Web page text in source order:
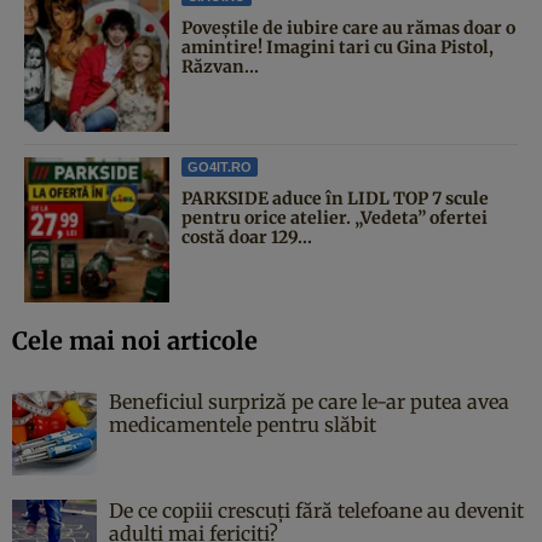
Poveştile de iubire care au rămas doar o
amintire! Imagini tari cu Gina Pistol,
Răzvan...
GO4IT.RO
PARKSIDE aduce în LIDL TOP 7 scule
pentru orice atelier. „Vedeta” ofertei
costă doar 129...
Cele mai noi articole
Beneficiul surpriză pe care le-ar putea avea
medicamentele pentru slăbit
De ce copiii crescuți fără telefoane au devenit
adulți mai fericiți?